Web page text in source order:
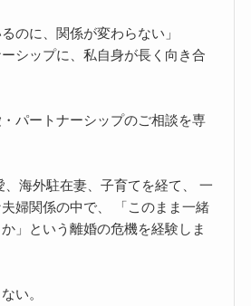
のに、関係が変わらない」
シップに、私自身が長く向き合
パートナーシップのご相談を専
海外駐在妻、子育てを経て、 一
婦関係の中で、 「このまま一緒
」という離婚の危機を経験しま
い。